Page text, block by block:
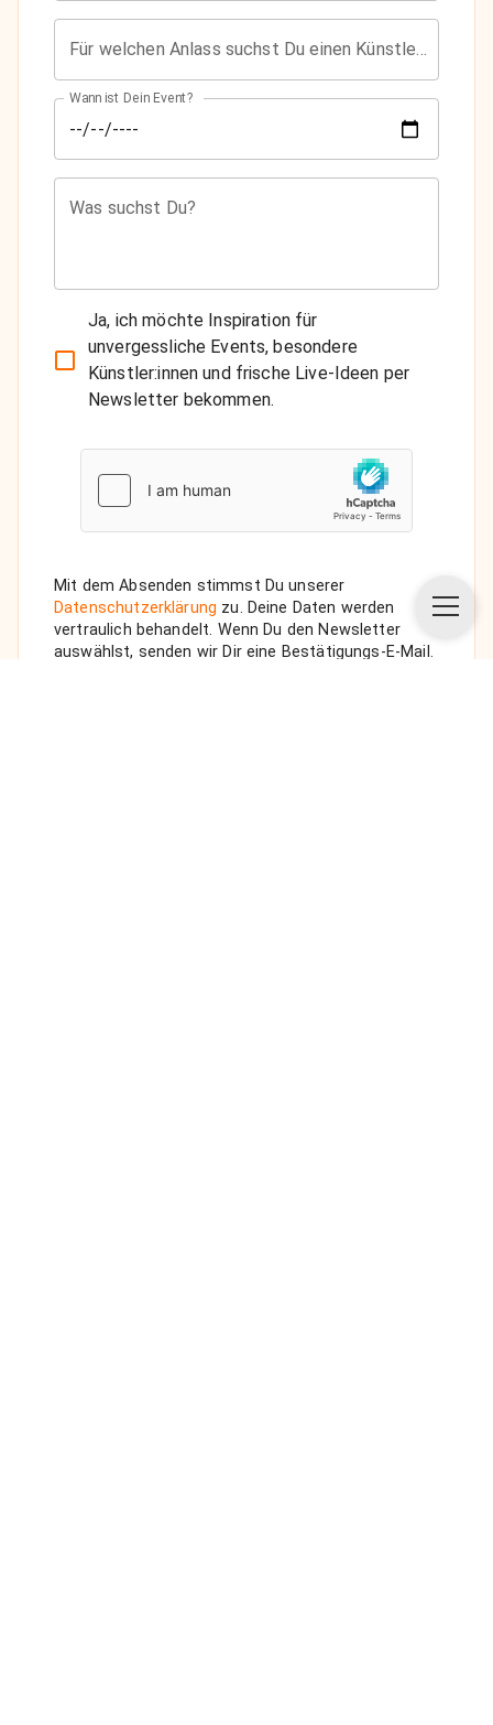
Für welchen Anlass suchst Du einen Künstler?
Wann ist Dein Event?
Was suchst Du?
Ja, ich möchte Inspiration für
unvergessliche Events, besondere
Künstler:innen und frische Live-Ideen per
Newsletter bekommen.
Mit dem Absenden stimmst Du unserer
Datenschutzerklärung zu. Deine Daten werden
vertraulich behandelt. Wenn Du den Newsletter
auswählst, senden wir Dir eine Bestätigungs-E-Mail.